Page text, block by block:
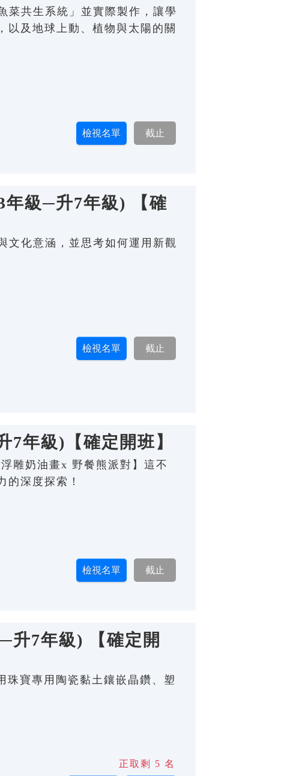
菜共生系統」並實際製作，讓學
以及地球上動、植物與太陽的關
年級─升7年級) 【確
文化意涵，並思考如何運用新觀
年級)【確定開班】
雕奶油畫x 野餐熊派對】這不
的深度探索！
升7年級) 【確定開
寶專用陶瓷黏土鑲嵌晶鑽、塑
正取剩 5 名